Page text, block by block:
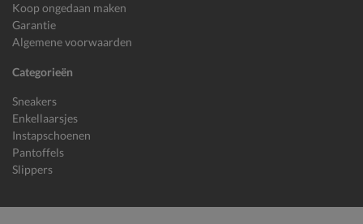
Koop ongedaan maken
Garantie
Algemene voorwaarden
Categorieën
Sneakers
Enkellaarsjes
Instapschoenen
Pantoffels
Slippers